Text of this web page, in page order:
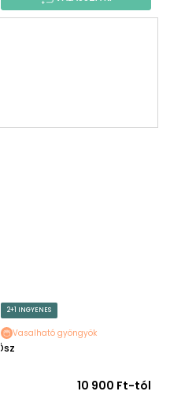
2+1 INGYENES
Vasalható gyöngyök
Ősz
10 900 Ft-tól